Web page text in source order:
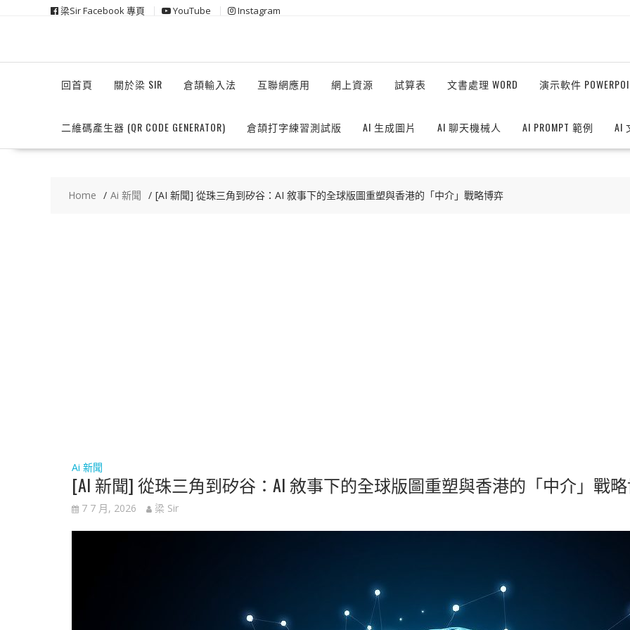
梁Sir Facebook 專頁 YouTube Instagram
回首頁 關於梁 SIR 倉頡輸入法 互聯網應用 網上資源 試算表 文書處理 WORD 演示軟件
二維碼產生器 (QR CODE GENERATOR) 倉頡打字練習測試版 AI 生成圖片 AI 聊天機械人 AI PROMPT 範例 AI
Home Ai 新聞 [AI 新聞] 從珠三角到矽谷：AI 敘事下的全球版圖重塑與香港的「中介」戰略博弈
Ai 新聞
[AI 新聞] 從珠三角到矽谷：AI 敘事下的全球版圖重塑與香港的「中介」戰
7 7 月, 2026 梁 Sir